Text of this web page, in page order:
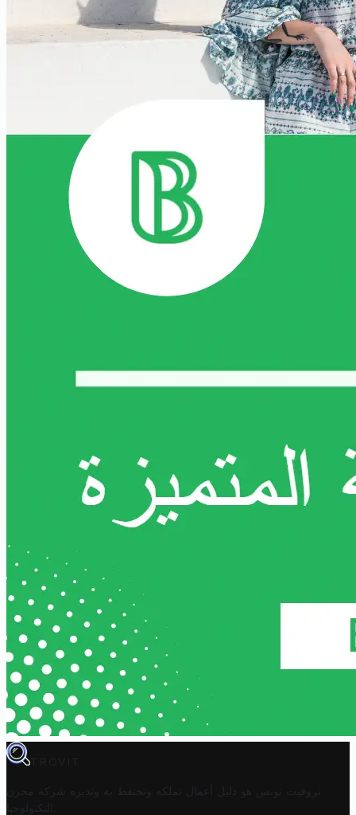
TROVIT
تروفيت تونس هو دليل أعمال تملكه وتحتفظ به وتديره
شركة مخزن
التكنولوجيا